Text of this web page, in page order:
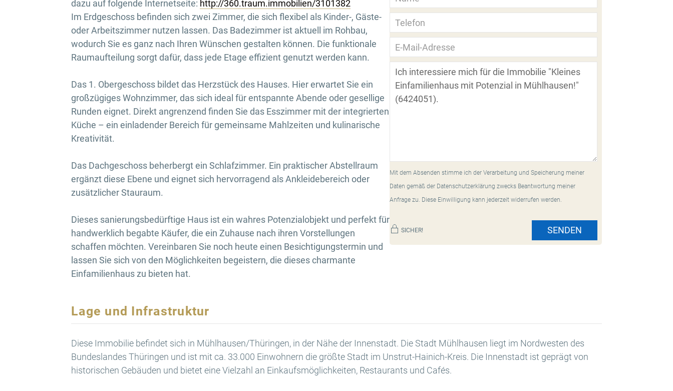
dazu auf folgende Internetseite: http://360.traum.immobilien/3101382
Im Erdgeschoss befinden sich zwei Zimmer, die sich flexibel als Kinder-, Gäste-
oder Arbeitszimmer nutzen lassen. Das Badezimmer ist aktuell im Rohbau,
wodurch Sie es ganz nach Ihren Wünschen gestalten können. Die funktionale
Raumaufteilung sorgt dafür, dass jede Etage effizient genutzt werden kann.
Das 1. Obergeschoss bildet das Herzstück des Hauses. Hier erwartet Sie ein
großzügiges Wohnzimmer, das sich ideal für entspannte Abende oder gesellige
Runden eignet. Direkt angrenzend finden Sie das Esszimmer mit der integrierten
Küche – ein einladender Bereich für gemeinsame Mahlzeiten und kulinarische
Kreativität.
Das Dachgeschoss beherbergt ein Schlafzimmer. Ein praktischer Abstellraum
ergänzt diese Ebene und eignet sich hervorragend als Ankleidebereich oder
zusätzlicher Stauraum.
Dieses sanierungsbedürftige Haus ist ein wahres Potenzialobjekt und perfekt für
handwerklich begabte Käufer, die ein Zuhause nach ihren Vorstellungen
schaffen möchten. Vereinbaren Sie noch heute einen Besichtigungstermin und
lassen Sie sich von den Möglichkeiten begeistern, die dieses charmante
Einfamilienhaus zu bieten hat.
Mit dem Absenden stimme ich der Verarbeitung und Speicherung meiner
Daten gemäß der Datenschutzerklärung zwecks Beantwortung meiner
Anfrage zu. Diese Einwilligung kann jederzeit widerrufen werden.
SICHER! SENDEN
Lage und Infrastruktur
Diese Immobilie befindet sich in Mühlhausen/Thüringen, in der Nähe der Innenstadt. Die Stadt Mühlhausen liegt im Nordwesten des
Bundeslandes Thüringen und ist mit ca. 33.000 Einwohnern die größte Stadt im Unstrut-Hainich-Kreis. Die Innenstadt ist geprägt von
historischen Gebäuden und bietet eine Vielzahl an Einkaufsmöglichkeiten, Restaurants und Cafés.